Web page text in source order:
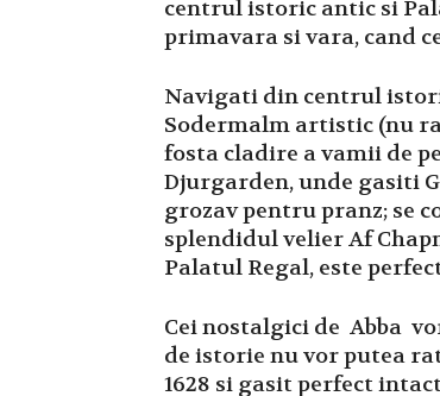
centrul istoric antic si
primavara si vara, cand
Navigati din centrul
Sodermalm artistic (nu
fosta cladire a vamii de
Djurgarden, unde gasiti
grozav pentru pranz; se
splendidul velier Af
Palatul Regal, este
Cei nostalgici de Abba
de istorie nu vor putea
1628 si gasit perfect